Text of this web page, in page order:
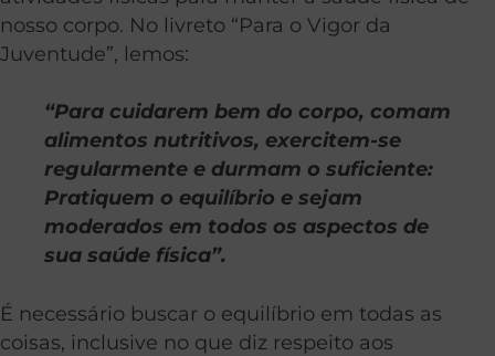
nosso corpo. No livreto “Para o Vigor da
Juventude”, lemos:
“Para cuidarem bem do corpo, comam
alimentos nutritivos, exercitem-se
regularmente e durmam o suficiente:
Pratiquem o equilíbrio e sejam
moderados em todos os aspectos de
sua saúde física”.
É necessário buscar o equilíbrio em todas as
coisas, inclusive no que diz respeito aos